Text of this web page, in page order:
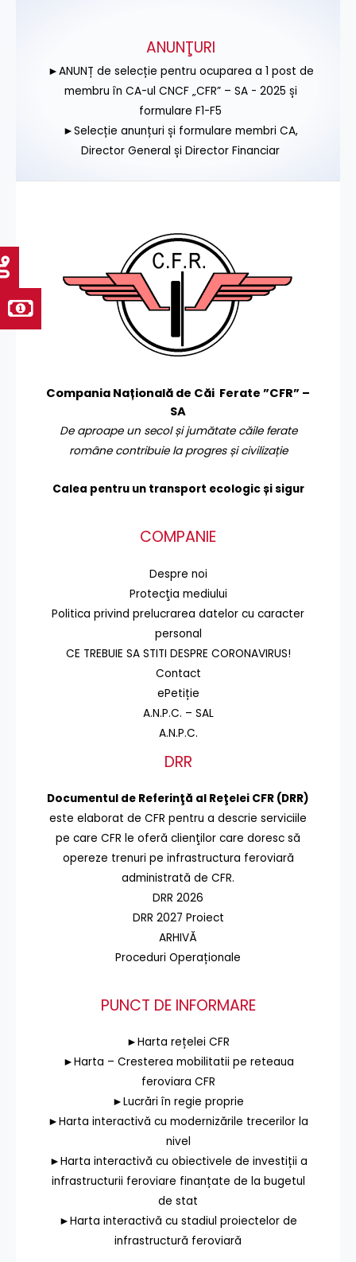
ANUNŢURI
►ANUNȚ de selecție pentru ocuparea a 1 post de
membru în CA-ul CNCF „CFR” – SA - 2025 și
formulare F1-F5
►Selecție anunțuri și formulare membri CA,
Director General și Director Financiar
Compania Națională de Căi Ferate ”CFR” –
SA
De aproape un secol și jumătate căile ferate
române contribuie la progres și civilizație
Calea pentru un transport ecologic și sigur
COMPANIE
Despre noi
Protecţia mediului
Politica privind prelucrarea datelor cu caracter
personal
CE TREBUIE SA STITI DESPRE CORONAVIRUS!
Contact
ePetiție
A.N.P.C. – SAL
A.N.P.C.
DRR
Documentul de Referinţă al Reţelei CFR (DRR)
este elaborat de CFR pentru a descrie serviciile
pe care CFR le oferă clienţilor care doresc să
opereze trenuri pe infrastructura feroviară
administrată de CFR.
DRR 2026
DRR 2027 Proiect
ARHIVĂ
Proceduri Operaționale
PUNCT DE INFORMARE
►Harta rețelei CFR
►Harta – Cresterea mobilitatii pe reteaua
feroviara CFR
►Lucrări în regie proprie
►Harta interactivă cu modernizările trecerilor la
nivel
►Harta interactivă cu obiectivele de investiții a
infrastructurii feroviare finanțate de la bugetul
de stat
►Harta interactivă cu stadiul proiectelor de
infrastructură feroviară